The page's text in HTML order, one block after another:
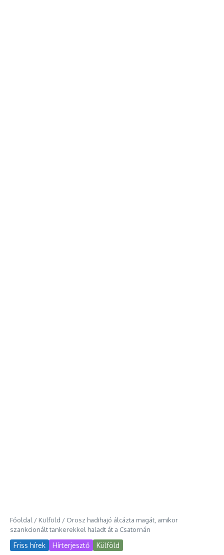
Főoldal / Külföld / Orosz hadihajó álcázta magát, amikor
szankcionált tankerekkel haladt át a Csatornán
Friss hírek Hírterjesztő Külföld